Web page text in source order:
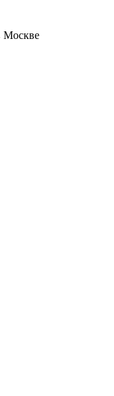
Москве